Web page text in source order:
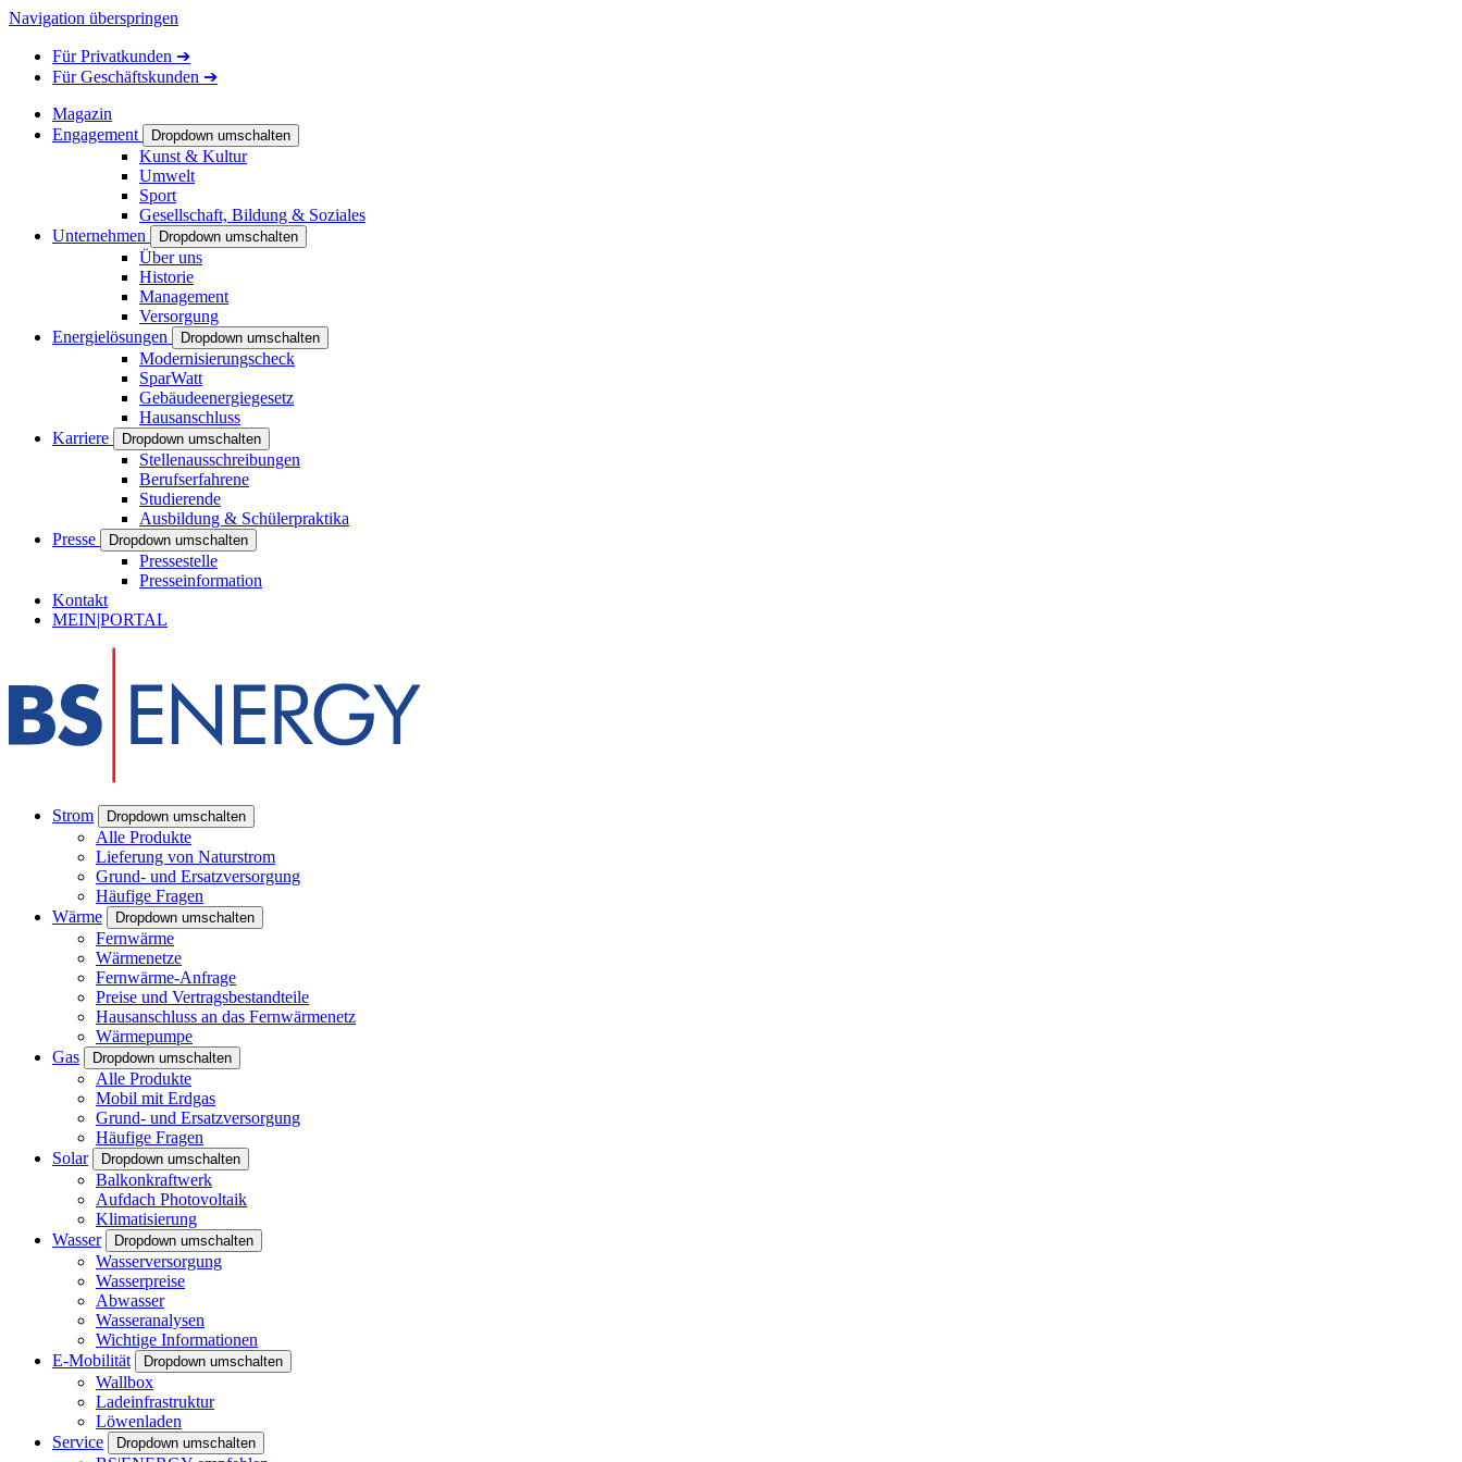
Navigation überspringen
FürPrivatkunden ➔
FürGeschäftskunden ➔
Magazin
Engagement
Dropdown umschalten
Kunst & Kultur
Umwelt
Sport
Gesellschaft, Bildung & Soziales
Unternehmen
Dropdown umschalten
Über uns
Historie
Management
Versorgung
Energielösungen
Dropdown umschalten
Modernisierungscheck
SparWatt
Gebäudeenergiegesetz
Hausanschluss
Karriere
Dropdown umschalten
Stellenausschreibungen
Berufserfahrene
Studierende
Ausbildung & Schülerpraktika
Presse
Dropdown umschalten
Pressestelle
Presseinformation
Kontakt
MEIN|PORTAL
Strom Dropdown umschalten
Alle Produkte
Lieferung von Naturstrom
Grund- und Ersatzversorgung
Häufige Fragen
Wärme
Dropdown umschalten
Fernwärme
Wärmenetze
Fernwärme-Anfrage
Preise und Vertragsbestandteile
Hausanschluss an das Fernwärmenetz
Wärmepumpe
Gas
Dropdown umschalten
Alle Produkte
Mobil mit Erdgas
Grund- und Ersatzversorgung
Häufige Fragen
Solar
Dropdown umschalten
Balkonkraftwerk
Aufdach Photovoltaik
Klimatisierung
Wasser
Dropdown umschalten
Wasserversorgung
Wasserpreise
Abwasser
Wasseranalysen
Wichtige Informationen
E-Mobilität
Dropdown umschalten
Wallbox
Ladeinfrastruktur
Löwenladen
Service
Dropdown umschalten